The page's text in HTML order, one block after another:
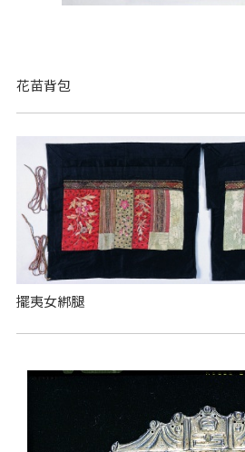
花苗背包
擺夷女綁腿